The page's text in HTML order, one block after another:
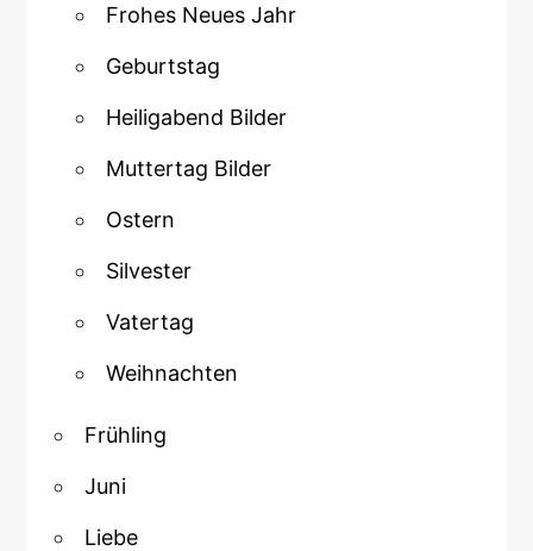
Frohes Neues Jahr
Geburtstag
Heiligabend Bilder
Muttertag Bilder
Ostern
Silvester
Vatertag
Weihnachten
Frühling
Juni
Liebe